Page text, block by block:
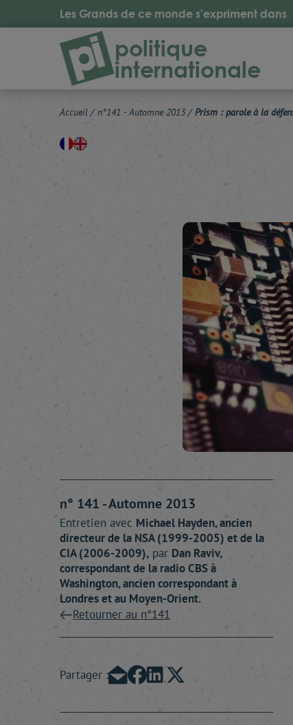
Les Grands de ce monde s'expriment dans
politique
internationale
Accueil / n°141 - Automne 2013 / Prism : parole à la
n° 141 - Automne 2013
Entretien avec Michael Hayden, ancien
directeur de la NSA (1999-2005) et de la
CIA (2006-2009), par Dan Raviv,
correspondant de la radio CBS à
Washington, ancien correspondant à
Londres et au Moyen-Orient.
Retourner au n°141
Partager :